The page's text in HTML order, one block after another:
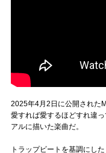
2025年4月2日に公開された
愛すれば愛するほどすれ違
アルに描いた楽曲だ。
トラップビートを基調にし